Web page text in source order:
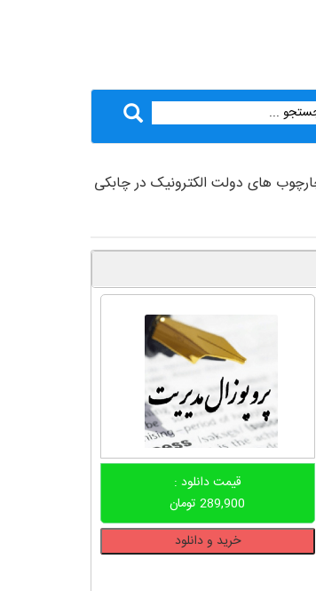
های دولت الکترونیک در چابکی
قیمت دانلود :
289,900 تومان
پروپوزال
خرید و دانلود